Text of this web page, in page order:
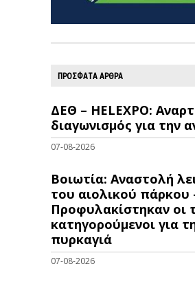
ΠΡΟΣΦΑΤΑ ΑΡΘΡΑ
ΔΕΘ – HELEXPO:
διαγωνισμός για την
07-08-2026
Βοιωτία: Αναστολή
του αιολικού πάρκου
Προφυλακίστηκαν οι
κατηγορούμενοι για
πυρκαγιά
07-08-2026